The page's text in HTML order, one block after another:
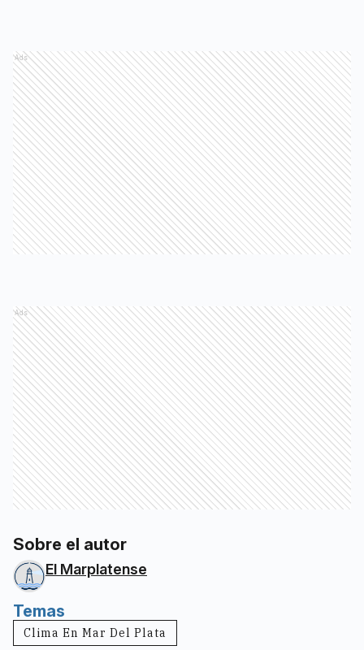
Ads
Ads
Sobre el autor
El Marplatense
Temas
Clima En Mar Del Plata